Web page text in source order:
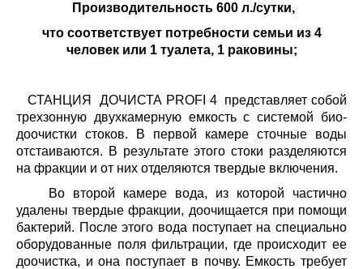
Производительность 600 л./сутки,
что соответствует потребности семьи из 4
человек или 1 туалета, 1 раковины;
СТАНЦИЯ ДОЧИСТА PROFI 4 представляет собой
трехзонную двухкамерную емкость с системой био-
доочистки стоков. В первой камере сточные воды
отстаиваются. В результате этого стоки разделяются
на фракции и от них отделяются твердые включения.
Во второй камере вода, из которой частично
удалены твердые фракции, доочищается при помощи
бактерий. После этого вода поступает на специально
оборудованные поля фильтрации, где происходит ее
доочистка, и она поступает в почву. Емкость требует